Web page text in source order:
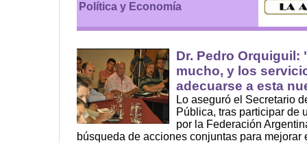
Política y Economía
Dr. Pedro
mucho, y los
adecuarse a esta
Lo aseguró el Secretario
Pública, tras participar de
por la Federación
búsqueda de acciones conjuntas para mejorar